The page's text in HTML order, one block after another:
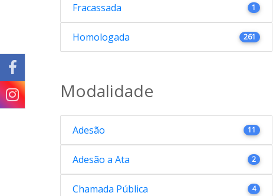
Fracassada 1
Homologada 261
Modalidade
Adesão 11
Adesão a Ata 2
Chamada Pública 4